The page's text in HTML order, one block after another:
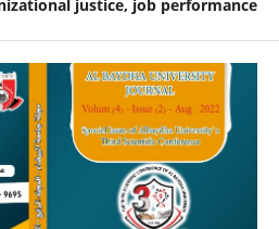
justice, job performance.